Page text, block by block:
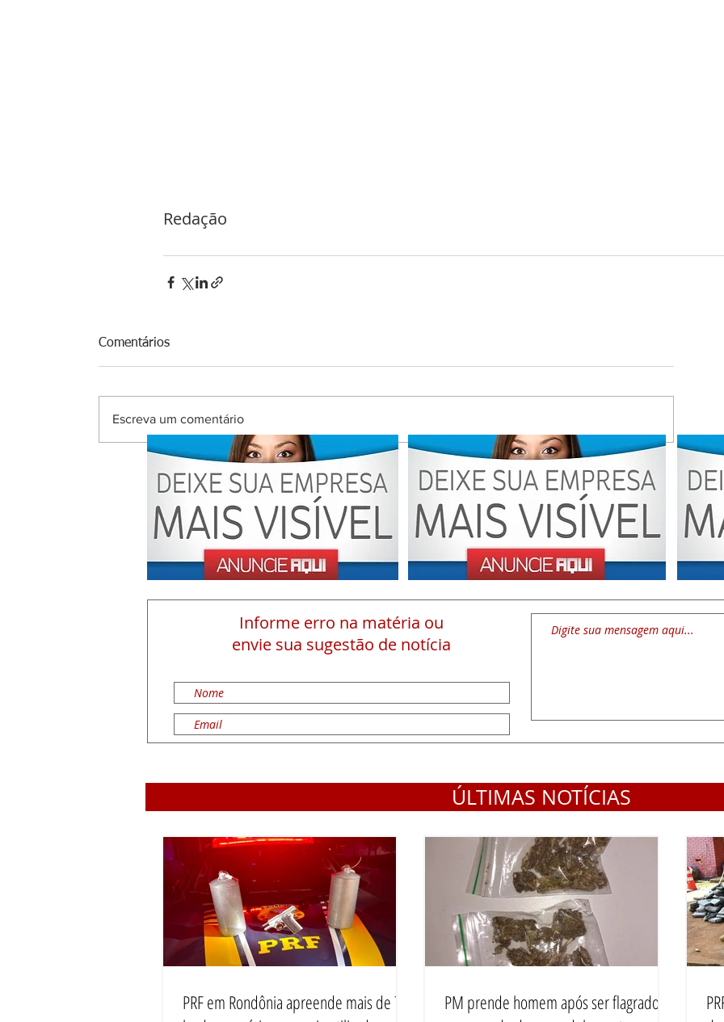
Redação
Comentários
Escreva um comentário
Informe erro na matéria ou
envie sua sugestão de notícia
ÚLTIMAS NOTÍCIAS
PRF em Rondônia apreende mais de 70
PM prende homem após ser flagrado